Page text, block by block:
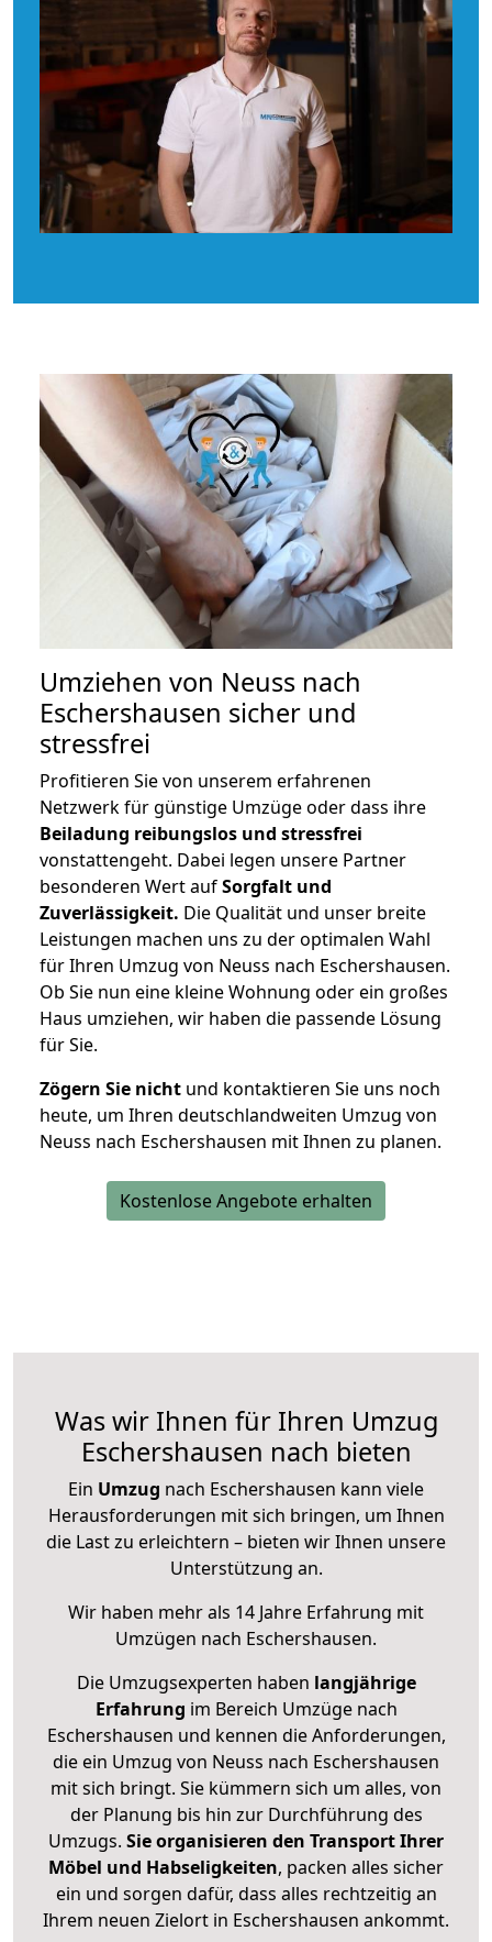
Umziehen von Neuss nach
Eschershausen sicher und
stressfrei
Profitieren Sie von unserem erfahrenen
Netzwerk für günstige Umzüge oder dass ihre
Beiladung reibungslos und stressfrei
vonstattengeht. Dabei legen unsere Partner
besonderen Wert aufSorgfalt und
Zuverlässigkeit. Die Qualität und unser breite
Leistungen machen uns zu der optimalen Wahl
für Ihren Umzug von Neuss nach Eschershausen.
Ob Sie nun eine kleine Wohnung oder ein großes
Haus umziehen, wir haben die passende Lösung
für Sie.
Zögern Sie nicht und kontaktieren Sie uns noch
heute, um Ihren deutschlandweiten Umzug von
Neuss nach Eschershausen mit Ihnen zu planen.
Kostenlose Angebote erhalten
Was wir Ihnen für Ihren Umzug
Eschershausen nach bieten
Ein Umzug nach Eschershausen kann viele
Herausforderungen mit sich bringen, um Ihnen
die Last zu erleichtern – bieten wir Ihnen unsere
Unterstützung an.
Wir haben mehr als 14 Jahre Erfahrung mit
Umzügen nach Eschershausen.
Die Umzugsexperten haben langjährige
Erfahrung im Bereich Umzüge nach
Eschershausen und kennen die Anforderungen,
die ein Umzug von Neuss nach Eschershausen
mit sich bringt. Sie kümmern sich um alles, von
der Planung bis hin zur Durchführung des
Umzugs. Sie organisieren den Transport Ihrer
Möbel und Habseligkeiten, packen alles sicher
ein und sorgen dafür, dass alles rechtzeitig an
Ihrem neuen Zielort in Eschershausen ankommt.